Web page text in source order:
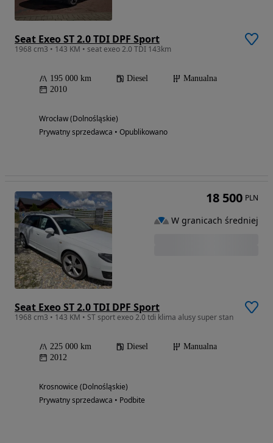
Seat Exeo ST 2.0 TDI DPF Sport
1968 cm3 • 143 KM • seat exeo 2.0 TDI 143km
195 000 km Diesel
Manualna
2010
Wrocław (Dolnośląskie)
Prywatny sprzedawca • Opublikowano
Seat Exeo ST 2.0 TDI DPF Sport
1968 cm3 • 143 KM • ST sport exeo 2.0 tdi klima alusy super stan
225 000 km Diesel
Manualna
2012
Krosnowice (Dolnośląskie)
Prywatny sprzedawca • Podbite
18 500 PLN
W granicach średniej